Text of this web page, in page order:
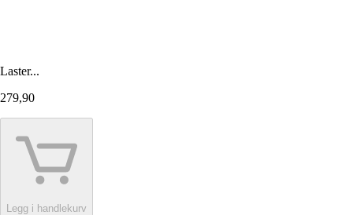
Laster...
279,90
Legg i handlekurv